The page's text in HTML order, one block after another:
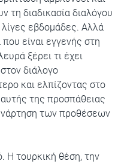
τη διαδικασία διαλόγου
λίγες εβδομάδες. Αλλά
είναι εγγενής στη
ξέρει τι έχει
διάλογο
και ελπίζοντας στο
της προσπάθειας
των προθέσεων
Η τουρκική θέση, την